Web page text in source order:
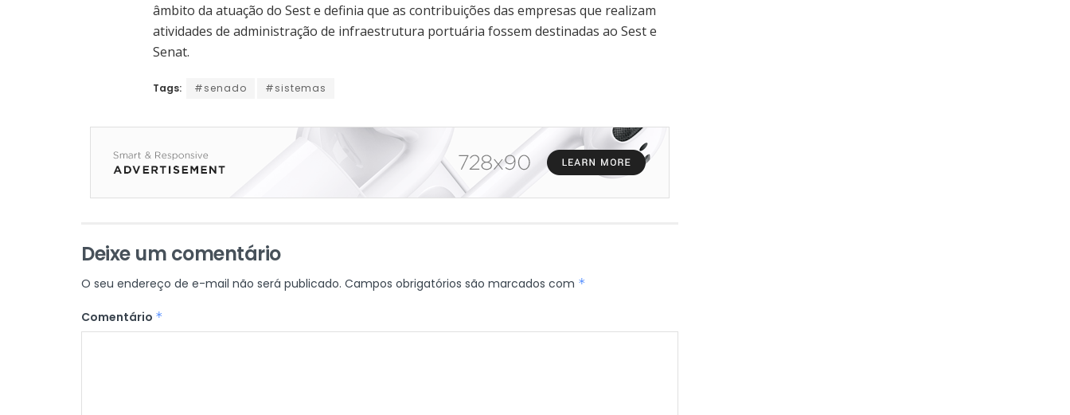
âmbito da atuação do Sest e definia que as contribuições das empresas que realizam
atividades de administração de infraestrutura portuária fossem destinadas ao Sest e
Senat.
Tags: #senado #sistemas
Deixe um comentário
O seu endereço de e-mail não será publicado. Campos obrigatórios são marcados com *
Comentário *